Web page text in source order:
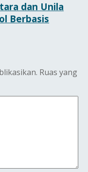
dan Unila
Berbasis
Ruas yang